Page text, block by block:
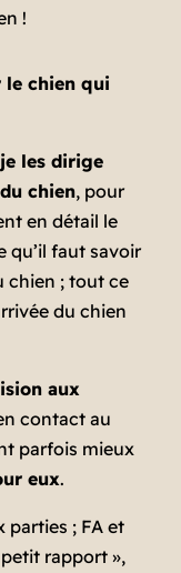
!
le chien qui
je les dirige
chien, pour
en détail le
qu’il faut savoir
chien ; tout ce
du chien
aux
contact au
parfois mieux
eux.
parties ; FA et
rapport »,